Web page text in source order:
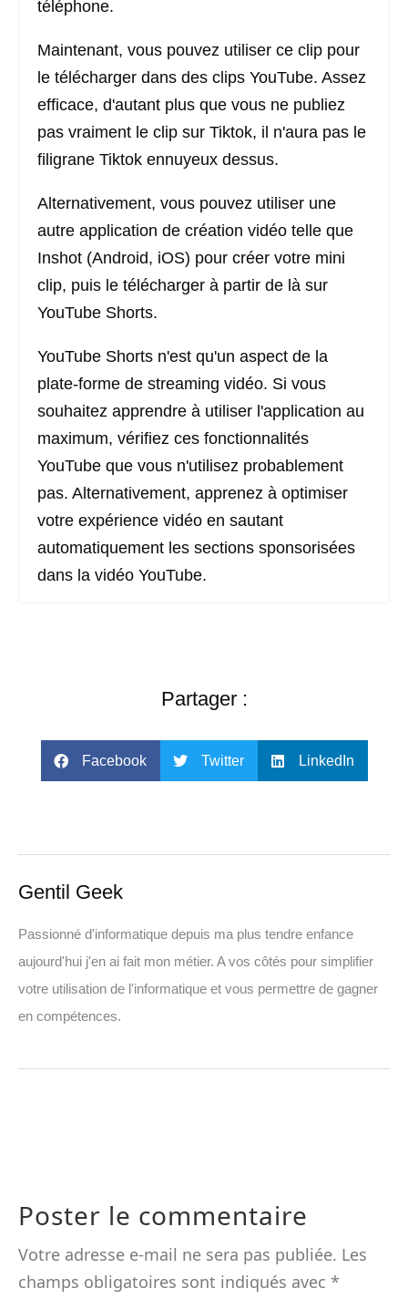
téléphone.
Maintenant, vous pouvez utiliser ce clip pour
le télécharger dans des clips YouTube. Assez
efficace, d'autant plus que vous ne publiez
pas vraiment le clip sur Tiktok, il n'aura pas le
filigrane Tiktok ennuyeux dessus.
Alternativement, vous pouvez utiliser une
autre application de création vidéo telle que
Inshot (Android, iOS) pour créer votre mini
clip, puis le télécharger à partir de là sur
YouTube Shorts.
YouTube Shorts n'est qu'un aspect de la
plate-forme de streaming vidéo. Si vous
souhaitez apprendre à utiliser l'application au
maximum, vérifiez ces fonctionnalités
YouTube que vous n'utilisez probablement
pas. Alternativement, apprenez à optimiser
votre expérience vidéo en sautant
automatiquement les sections sponsorisées
dans la vidéo YouTube.
Partager :
Facebook Twitter LinkedIn
Gentil Geek
Passionné d'informatique depuis ma plus tendre enfance
aujourd'hui j'en ai fait mon métier. A vos côtés pour simplifier
votre utilisation de l'informatique et vous permettre de gagner
en compétences.
Poster le commentaire
Votre adresse e-mail ne sera pas publiée. Les
champs obligatoires sont indiqués avec *